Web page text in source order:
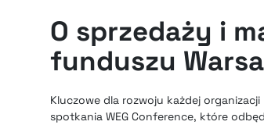
O sprzedaży i
funduszu
Kluczowe dla rozwoju każdej
spotkania WEG Conference, które